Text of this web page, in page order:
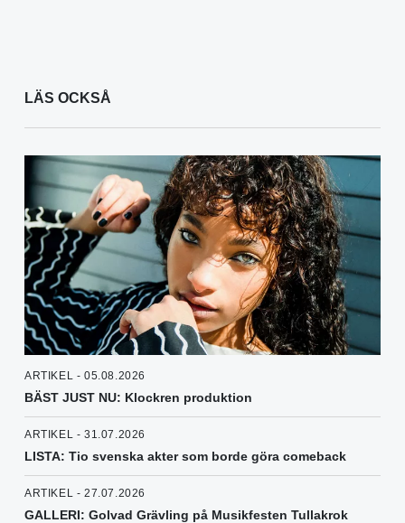
LÄS OCKSÅ
ARTIKEL - 05.08.2026
BÄST JUST NU: Klockren produktion
ARTIKEL - 31.07.2026
LISTA: Tio svenska akter som borde göra comeback
ARTIKEL - 27.07.2026
GALLERI: Golvad Grävling på Musikfesten Tullakrok